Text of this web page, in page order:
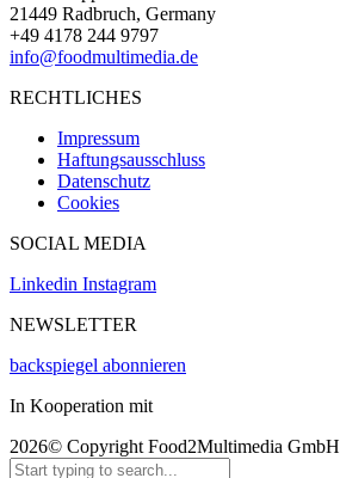
21449 Radbruch, Germany
+49 4178 244 9797
info@foodmultimedia.de
RECHTLICHES
Impressum
Haftungsausschluss
Datenschutz
Cookies
SOCIAL MEDIA
Linkedin Instagram
NEWSLETTER
backspiegel abonnieren
In Kooperation mit
2026© Copyright Food2Multimedia GmbH